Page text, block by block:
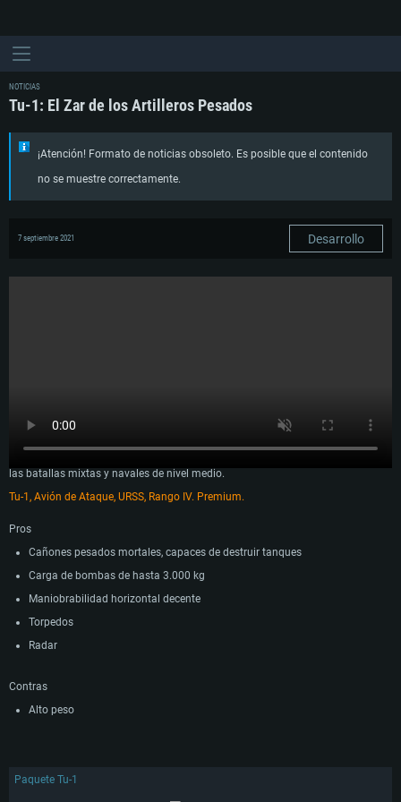
NOTICIAS
Tu-1: El Zar de los Artilleros Pesados
¡Atención! Formato de noticias obsoleto. Es posible que el contenido
no se muestre correctamente.
7 septiembre 2021 Desarrollo
Un nuevo avión de ataque premium en la alineación Soviética, con cañones
las batallas mixtas y navales de nivel medio.
Tu-1, Avión de Ataque, URSS, Rango IV. Premium.
Pros
Cañones pesados mortales, capaces de destruir tanques
Carga de bombas de hasta 3.000 kg
Maniobrabilidad horizontal decente
Torpedos
Radar
Contras
Alto peso
Paquete Tu-1